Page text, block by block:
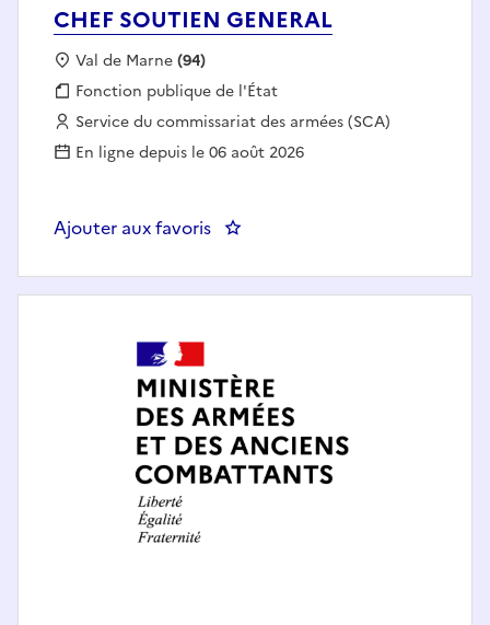
CHEF SOUTIEN GENERAL
Localisation :
Val de Marne(94)
Fonction publique :
Fonction publique de l'État
Employeur :
Service du commissariat des armées (SCA)
En ligne depuis le 06 août 2026
Ajouter aux favoris : CHEF SOUTIEN GENERAL